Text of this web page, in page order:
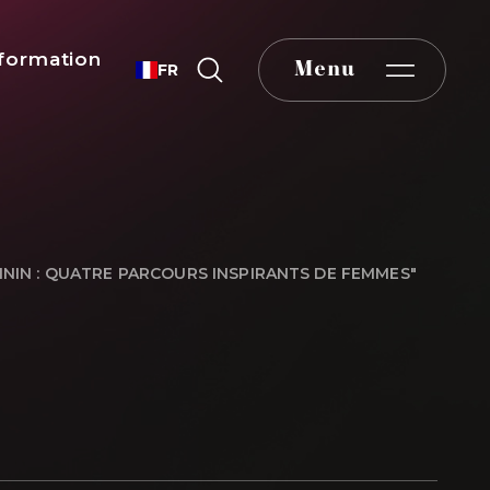
FR Menu
: QUATRE PARCOURS INSPIRANTS DE FEMMES"